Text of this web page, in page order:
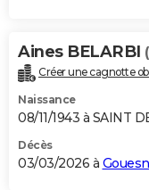
Aines BELARBI
Créer une cagnotte
Naissance
08/11/1943 à SAINT
Décès
03/03/2026 à